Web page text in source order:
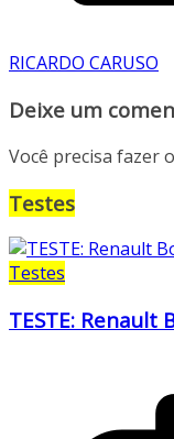
RICARDO CARUSO
Deixe um
Você precisa fazer o
Testes
Testes
TESTE: Renault